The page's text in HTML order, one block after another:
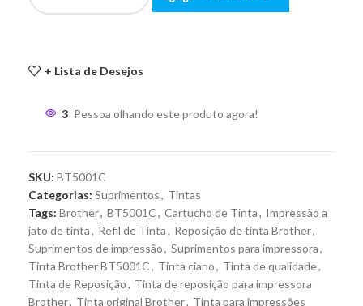
+ Lista de Desejos
3 Pessoa olhando este produto agora!
SKU: BT5001C
Categorias: Suprimentos, Tintas
Tags: Brother, BT5001C, Cartucho de Tinta, Impressão a
jato de tinta, Refil de Tinta, Reposição de tinta Brother,
Suprimentos de impressão, Suprimentos para impressora,
Tinta Brother BT5001C, Tinta ciano, Tinta de qualidade,
Tinta de Reposição, Tinta de reposição para impressora
Brother, Tinta original Brother, Tinta para impressões